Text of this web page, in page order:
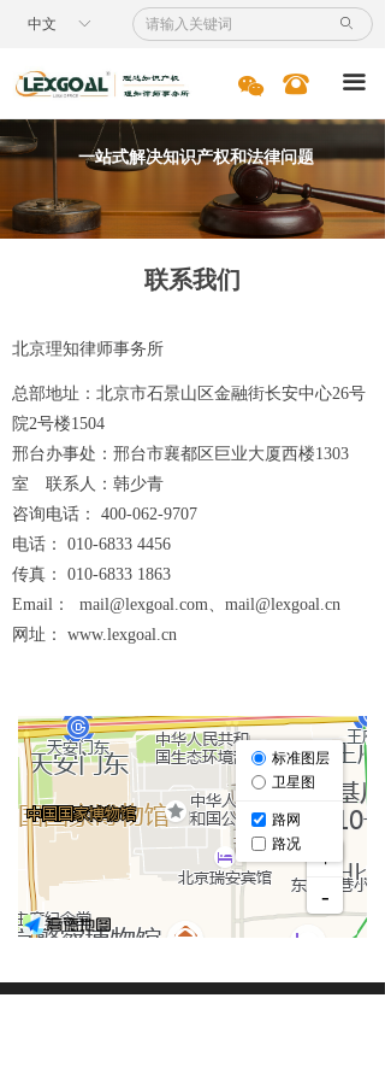
ꀅ
中文 ꄙ
뀰
너 끀
首页
服务领域
专利
国际业务
案例节选
新闻资讯
专业人员
人才招聘
关于我们
联系我们
一站式解决知识产权和法律问题
北京理知律师事务所
总部地址：北京市石景山区金融街长安中心26号
院2号楼1504
邢台办事处：邢台市襄都区巨业大厦西楼1303
室 联系人：韩少青
咨询电话： 400-062-9707
电话： 010-6833 4456
传真： 010-6833 1863
Email： mail@lexgoal.com、mail@lexgoal.cn
网址： www.lexgoal.cn
联系我们